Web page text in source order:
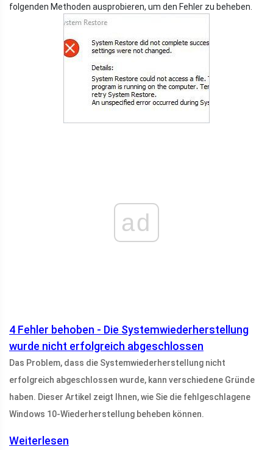
folgenden Methoden ausprobieren, um den Fehler zu beheben.
ad
4 Fehler behoben - Die Systemwiederherstellung
wurde nicht erfolgreich abgeschlossen
Das Problem, dass die Systemwiederherstellung nicht
erfolgreich abgeschlossen wurde, kann verschiedene Gründe
haben. Dieser Artikel zeigt Ihnen, wie Sie die fehlgeschlagene
Windows 10-Wiederherstellung beheben können.
Weiterlesen